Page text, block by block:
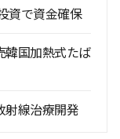
資で資金確保
韓国加熱式たば
射線治療開発